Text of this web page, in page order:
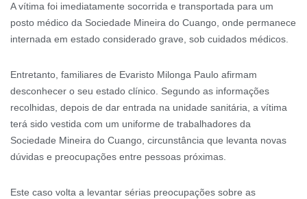
A vítima foi imediatamente socorrida e transportada para um
posto médico da Sociedade Mineira do Cuango, onde permanece
internada em estado considerado grave, sob cuidados médicos.
Entretanto, familiares de Evaristo Milonga Paulo afirmam
desconhecer o seu estado clínico. Segundo as informações
recolhidas, depois de dar entrada na unidade sanitária, a vítima
terá sido vestida com um uniforme de trabalhadores da
Sociedade Mineira do Cuango, circunstância que levanta novas
dúvidas e preocupações entre pessoas próximas.
Este caso volta a levantar sérias preocupações sobre as